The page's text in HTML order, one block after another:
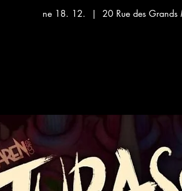
ne 18. 12.
  |
20 Rue des Grands